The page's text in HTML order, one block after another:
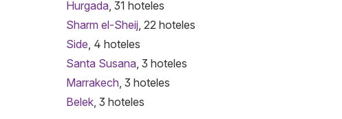
Hurgada, 31 hoteles
Sharm el-Sheij, 22 hoteles
Side, 4 hoteles
Santa Susana, 3 hoteles
Marrakech, 3 hoteles
Belek, 3 hoteles